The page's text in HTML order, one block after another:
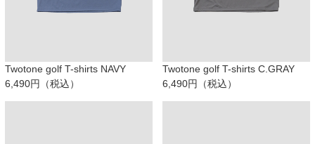
Twotone golf T-shirts NAVY
6,490円（税込）
Twotone golf T-shirts C.GRAY
6,490円（税込）